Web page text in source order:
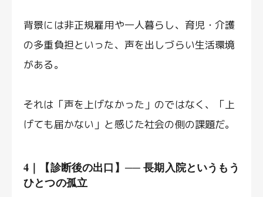
背景には非正規雇用や一人暮らし、育児・介護
の多重負担といった、声を出しづらい生活環境
がある。
それは「声を上げなかった」のではなく、「上
げても届かない」と感じた社会の側の課題だ。
4｜【診断後の出口】── 長期入院というもう
ひとつの孤立